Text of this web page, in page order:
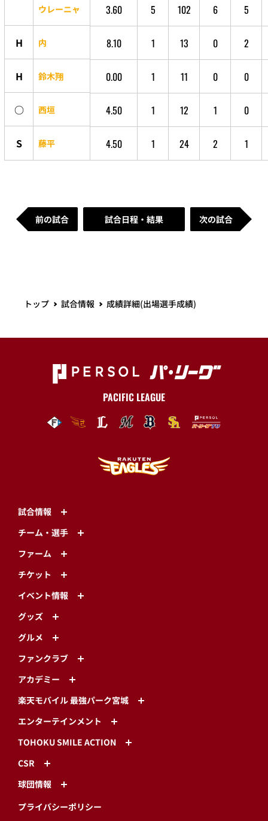
ウレーニャ 3.60 5 102 6 5
H 内 8.10 1 13 0 2
H 鈴木翔 0.00 1 11 0 0
○ 西垣 4.50 1 12 1 0
S 藤平 4.50 1 24 2 1
前の試合 試合日程・結果 次の試合
トップ 試合情報 成績詳細(出場選手成績)
PACIFIC LEAGUE
試合情報
チーム・選手
ファーム
チケット
イベント情報
グッズ
グルメ
ファンクラブ
アカデミー
楽天モバイル 最強パーク宮城
エンターテインメント
TOHOKU SMILE ACTION
CSR
球団情報
プライバシーポリシー